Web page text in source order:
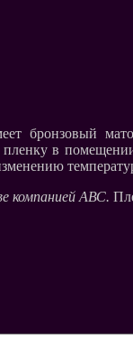
бронзовый
пленку в
компанией АВС.